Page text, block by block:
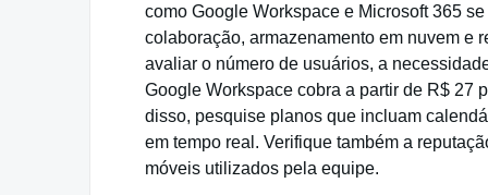
como Google Workspace e Microsoft 365
colaboração, armazenamento em nuvem e
avaliar o número de usuários, a
Google Workspace cobra a partir de R$ 27
disso, pesquise planos que incluam
em tempo real. Verifique também a
móveis utilizados pela equipe.